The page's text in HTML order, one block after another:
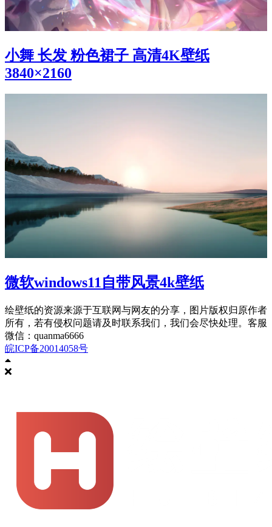
小舞 长发 粉色裙子 高清4K壁纸
3840×2160
微软windows11自带风景4k壁纸
绘壁纸的资源来源于互联网与网友的分享，图片版权归原作者
所有，若有侵权问题请及时联系我们，我们会尽快处理。客服
微信：quanma6666
皖ICP备20014058号